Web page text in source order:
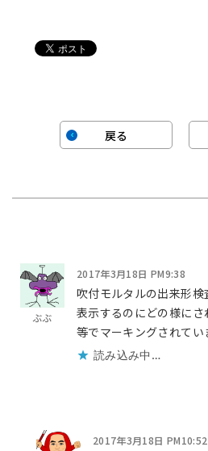
戻る
ぶぶ
2017年3月18日 PM9:38
吹付モルタルの出来形
表示するのにどの様に
等でマーキングされてい
読み込み中…
2017年3月18日 PM10:52